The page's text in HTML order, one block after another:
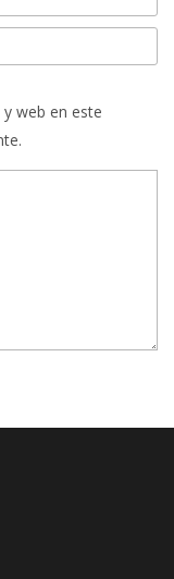
web en este